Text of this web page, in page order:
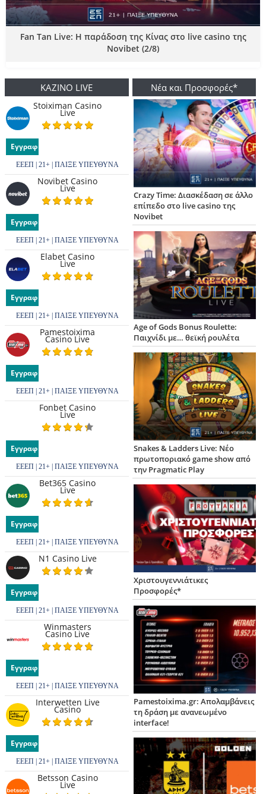
Fan Tan Live: Η παράδοση της Κίνας στο live casino της
Novibet (2/8)
ΚΑΖΙΝΟ LIVE
Stoiximan Casino
Live
Εγγραφή
ΕΕΕΠ | 21+ | ΠΑΙΞΕ ΥΠΕΥΘΥΝΑ
Novibet Casino
Live
Εγγραφή
ΕΕΕΠ | 21+ | ΠΑΙΞΕ ΥΠΕΥΘΥΝΑ
Elabet Casino
Live
Εγγραφή
ΕΕΕΠ | 21+ | ΠΑΙΞΕ ΥΠΕΥΘΥΝΑ
Pamestoixima
Casino Live
Εγγραφή
ΕΕΕΠ | 21+ | ΠΑΙΞΕ ΥΠΕΥΘΥΝΑ
Fonbet Casino
Live
Εγγραφή
ΕΕΕΠ | 21+ | ΠΑΙΞΕ ΥΠΕΥΘΥΝΑ
Bet365 Casino
Live
Εγγραφή
ΕΕΕΠ | 21+ | ΠΑΙΞΕ ΥΠΕΥΘΥΝΑ
N1 Casino Live
Εγγραφή
ΕΕΕΠ | 21+ | ΠΑΙΞΕ ΥΠΕΥΘΥΝΑ
Winmasters
Casino Live
Εγγραφή
ΕΕΕΠ | 21+ | ΠΑΙΞΕ ΥΠΕΥΘΥΝΑ
Interwetten Live
Casino
Εγγραφή
ΕΕΕΠ | 21+ | ΠΑΙΞΕ ΥΠΕΥΘΥΝΑ
Betsson Casino
Live
Νέα και Προσφορές*
Crazy Time: Διασκέδαση σε άλλο
επίπεδο στο live casino της
Novibet
Age of Gods Bonus Roulette:
Παιχνίδι με… θεϊκή ρουλέτα
Snakes & Ladders Live: Νέο
πρωτοποριακό game show από
την Pragmatic Play
Χριστουγεννιάτικες
Προσφορές*
Pamestoixima.gr: Απολαμβάνεις
τη δράση με ανανεωμένο
interface!